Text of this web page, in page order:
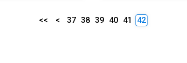
<< < 37 38 39 40 41 42